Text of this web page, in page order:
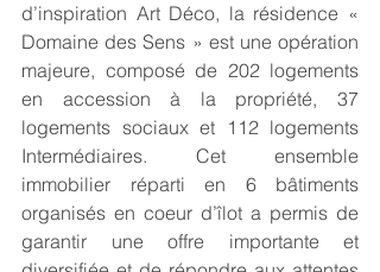
d’inspiration Art Déco, la résidence «
Domaine des Sens » est une opération
majeure, composé de 202 logements
en accession à la propriété, 37
logements sociaux et 112 logements
Intermédiaires. Cet ensemble
immobilier réparti en 6 bâtiments
organisés en coeur d’îlot a permis de
garantir une offre importante et